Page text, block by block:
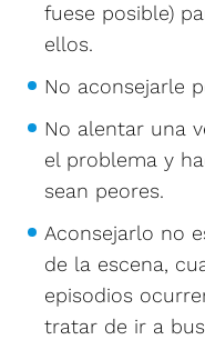
fuese posible)
ellos.
No aconsejarle
No alentar una
el problema y
sean peores.
Aconsejarlo no
de la escena,
episodios
tratar de ir a